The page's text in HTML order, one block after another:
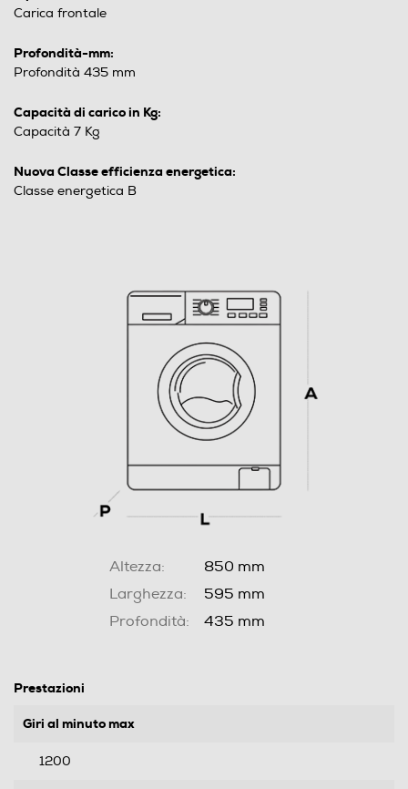
Carica frontale
Profondità-mm:
Profondità 435 mm
Capacità di carico in Kg:
Capacità 7 Kg
Nuova Classe efficienza energetica:
Classe energetica B
Altezza:
850 mm
Larghezza:
595 mm
Profondità:
435 mm
Prestazioni
Giri al minuto max
1200